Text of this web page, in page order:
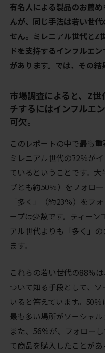
有名人による製品のお薦
んが、同じ手法は若い世
せん。ミレニアル世代とZ
ドを支持するインフルエ
があります。では、その結
市場調査によると、Z
チするにはインフルエ
可欠。
このレポートの中で最も
ミレニアル世代の72％が
ているということです。
プとも約50％）をフォロー
「多く」（約23％）をフ
ープは少数です。ティー
アル世代よりも「多く」
ます。
これらの若い世代の88％
ついて知る手段として、
いると答えています。50
最も多い場所がソーシャル
また、56％が、フォロー
て商品を購入したことが